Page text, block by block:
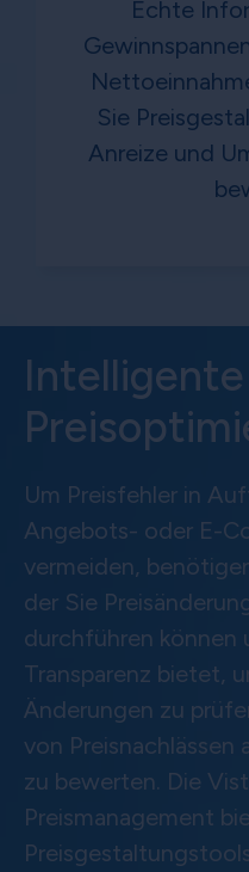
Echte
Sie
Anreize und
Intelligente
Um Preisfehler in
Angebots- oder E-
vermeiden,
der Sie
durchführen können
Transparenz bietet,
Änderungen zu
von Preisnachlässen
zu bewerten. Die
Preismanagement